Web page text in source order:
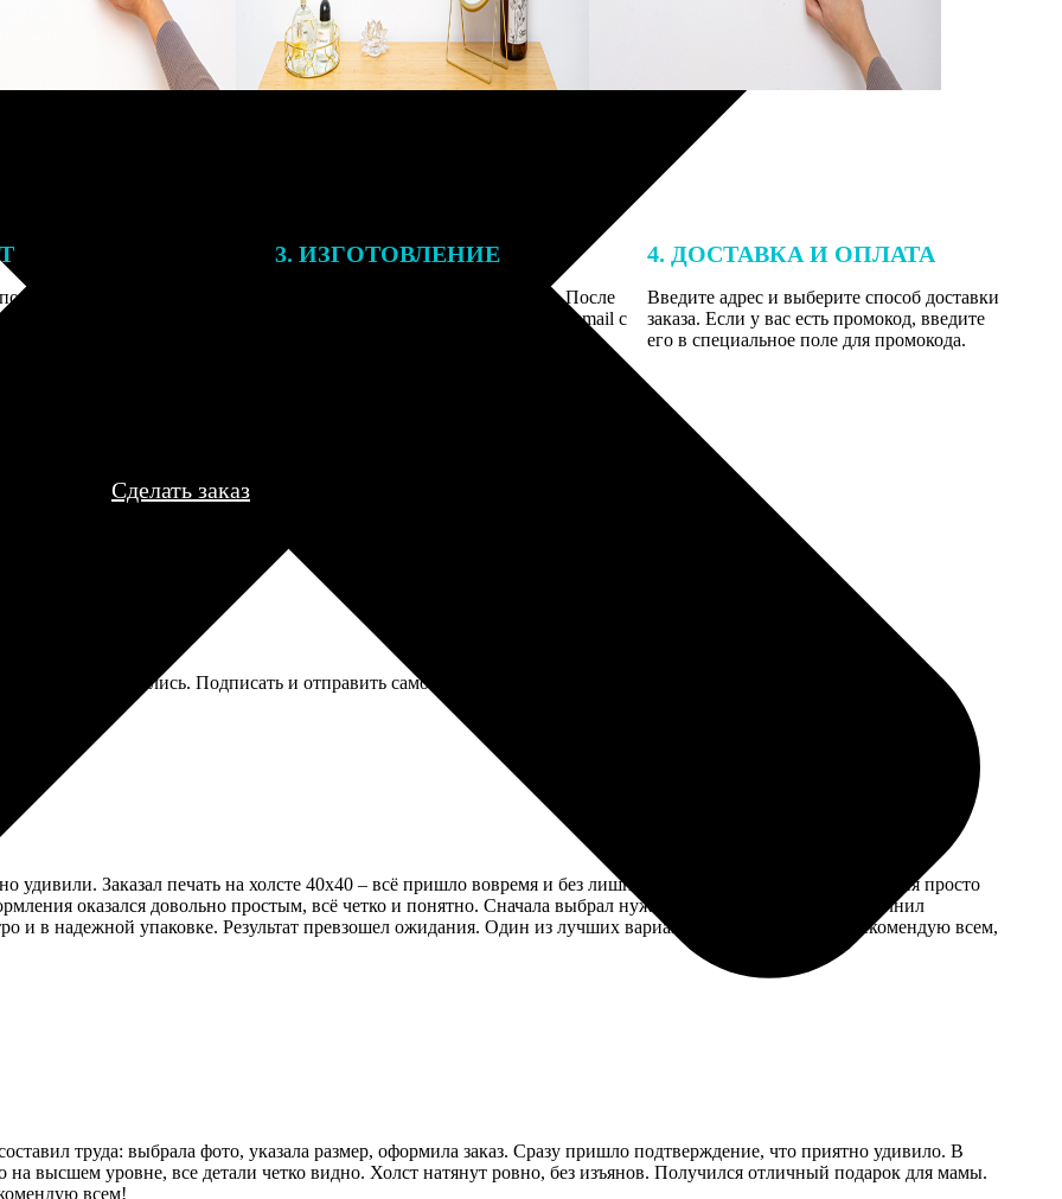
заказа к печати
могут связаться с Вами
телефону или email для
деталей.
3. ИЗГОТОВЛЕНИЕ
Оплатите заказ банковской картой. После
оплаты получите подтверждение на email с
описанием заказа. Когда отправим заказ
4. ДОСТАВКА И ОПЛАТА
Введите адрес и выберите способ доставки
заказа. Если у вас есть промокод, введите
его в специальное поле для промокода.
Сделать заказ
конверте, не помялись. Подписать и отправить самому — вышло даже дешевле чем покупать готовые.
Заказал печать на холсте 40х40 – всё пришло вовремя и без лишних проблем. Качество изображения просто
оказался довольно простым, всё четко и понятно. Сначала выбрал нужное изображение, затем заполнил
и в надежной упаковке. Результат превзошел ожидания. Один из лучших вариантов для фотопечати. Рекомендую всем,
труда: выбрала фото, указала размер, оформила заказ. Сразу пришло подтверждение, что приятно удивило. В
на высшем уровне, все детали четко видно. Холст натянут ровно, без изъянов. Получился отличный подарок для мамы.
всем!